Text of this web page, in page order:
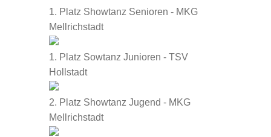
1. Platz Showtanz Senioren - MKG
Mellrichstadt
1. Platz Sowtanz Junioren - TSV
Hollstadt
2. Platz Showtanz Jugend - MKG
Mellrichstadt